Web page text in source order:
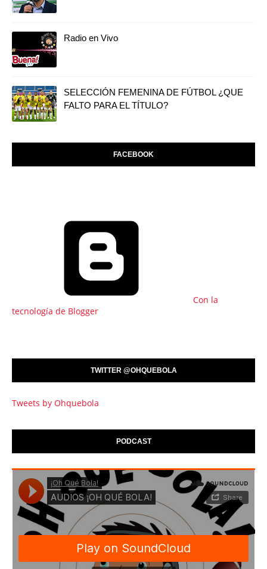
Radio en Vivo
SELECCIÓN FEMENINA DE FÚTBOL ¿QUE
FALTO PARA EL TÍTULO?
FACEBOOK
Con la
tecnología de Blogger
TWITTER @OHQUEBOLA
Tweets by Ohquebola
PODCAST